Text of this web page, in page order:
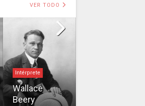
VER TODO
Intérprete
Wallace
Beery